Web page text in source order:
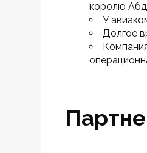
королю
У
Долгое